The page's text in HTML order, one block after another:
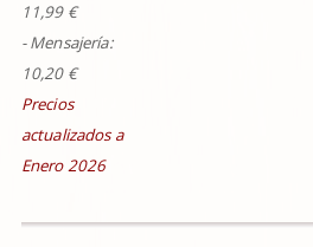
11,99 €
- Mensajería:
10,20 €
Precios
actualizados a
Enero 2026